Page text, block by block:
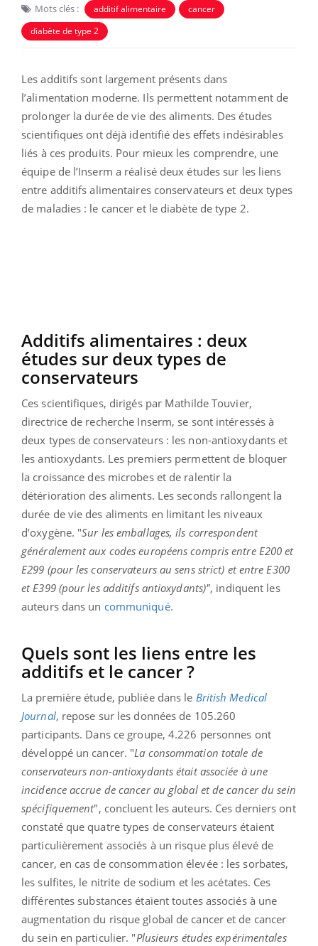
Mots clés : additif alimentaire
cancer
diabète de type 2
Les additifs sont largement présents dans
l’alimentation moderne. Ils permettent notamment de
prolonger la durée de vie des aliments. Des études
scientifiques ont déjà identifié des effets indésirables
liés à ces produits. Pour mieux les comprendre, une
équipe de l’Inserm a réalisé deux études sur les liens
entre additifs alimentaires conservateurs et deux types
de maladies : le cancer et le diabète de type 2.
Additifs alimentaires : deux
études sur deux types de
conservateurs
Ces scientifiques, dirigés par Mathilde Touvier,
directrice de recherche Inserm, se sont intéressés à
deux types de conservateurs : les non-antioxydants et
les antioxydants. Les premiers permettent de bloquer
la croissance des microbes et de ralentir la
détérioration des aliments. Les seconds rallongent la
durée de vie des aliments en limitant les niveaux
d’oxygène. "Sur les emballages, ils correspondent
généralement aux codes européens compris entre E200 et
E299 (pour les conservateurs au sens strict) et entre E300
et E399 (pour les additifs antioxydants)", indiquent les
auteurs dans un communiqué.
Quels sont les liens entre les
additifs et le cancer ?
La première étude, publiée dans le British Medical
Journal, repose sur les données de 105.260
participants. Dans ce groupe, 4.226 personnes ont
développé un cancer. "La consommation totale de
conservateurs non-antioxydants était associée à une
incidence accrue de cancer au global et de cancer du sein
spécifiquement", concluent les auteurs. Ces derniers ont
constaté que quatre types de conservateurs étaient
particulièrement associés à un risque plus élevé de
cancer, en cas de consommation élevée : les sorbates,
les sulfites, le nitrite de sodium et les acétates. Ces
différentes substances étaient toutes associés à une
augmentation du risque global de cancer et de cancer
du sein en particulier. "Plusieurs études expérimentales